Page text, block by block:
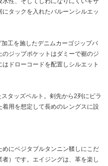
タックを入れたバルーンシルエッ
加工を施したデニムカーゴジップバ
ジップポケットはダミーで裾のジ
ドローコードを配置しシルエット
タッズベルト。剣先から2列にピラ
用を想定して長めのレングスに設
にベジタブルタンニン鞣しにこだ
）です。エイジングは、革を楽し